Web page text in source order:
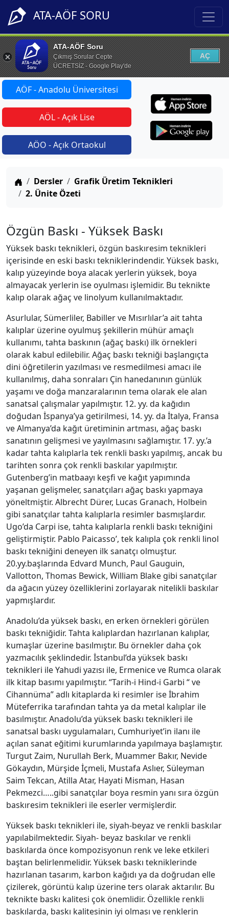
ATA-AÖF SORU
ATA-AÖF Soru
Çıkmış Sorular Cepte
ÜCRETSİZ - Google Play'de
AÇ
AÖF - Anadolu Üniversitesi
AÖL - Açık Lise
AÖO - Açık Ortaokul
Anasayfa
Dersler
Grafik Üretim Teknikleri
2. Ünite Özeti
Özgün Baskı - Yüksek Baskı
Yüksek baskı teknikleri, özgün baskıresim teknikleri
içerisinde en eski baskı tekniklerindendir. Yüksek baskı,
kalıp yüzeyinde boya alacak yerlerin yüksek, boya
almayacak yerlerin ise oyulması işlemidir. Bu teknikte
kalıp olarak ağaç ve linolyum kullanılmaktadır.
Asurlular, Sümerliler, Babiller ve Mısırlılar’a ait tahta
kalıplar üzerine oyulmuş şekillerin mühür amaçlı
kullanımı, tahta baskının (ağaç baskı) ilk örnekleri
olarak kabul edilebilir. Ağaç baskı tekniği başlangıçta
dini öğretilerin yazılması ve resmedilmesi amacı ile
kullanılmış, daha sonraları Çin hanedanının günlük
yaşamı ve doğa manzaralarının tema olarak ele alan
sanatsal çalışmalar yapılmıştır. 12. yy. da kağıdın
doğudan İspanya’ya getirilmesi, 14. yy. da İtalya, Fransa
ve Almanya’da kağıt üretiminin artması, ağaç baskı
sanatının gelişmesi ve yayılmasını sağlamıştır. 17. yy.’a
kadar tahta kalıplarla tek renkli baskı yapılmış, ancak bu
tarihten sonra çok renkli baskılar yapılmıştır.
Gutenberg’in matbaayı keşfi ve kağıt yapımında
yaşanan gelişmeler, sanatçıları ağaç baskı yapmaya
yöneltmiştir. Albrecht Dürer, Lucas Granach, Holbein
gibi sanatçılar tahta kalıplarla resimler basmışlardır.
Ugo’da Carpi ise, tahta kalıplarla renkli baskı tekniğini
geliştirmiştir. Pablo Paicasso’, tek kalıpla çok renkli linol
baskı tekniğini deneyen ilk sanatçı olmuştur.
20.yy.başlarında Edvard Munch, Paul Gauguin,
Vallotton, Thomas Bewick, William Blake gibi sanatçılar
da ağacın yüzey özelliklerini zorlayarak nitelikli baskılar
yapmışlardır.
Anadolu’da yüksek baskı, en erken örnekleri görülen
baskı tekniğidir. Tahta kalıplardan hazırlanan kalıplar,
kumaşlar üzerine basılmıştır. Bu örnekler daha çok
yazmacılık şeklindedir. İstanbul’da yüksek baskı
teknikleri ile Yahudi yazısı ile, Ermenice ve Rumca olarak
ilk kitap basımı yapılmıştır. “Tarih-i Hind-i Garbi “ ve
Cihannüma” adlı kitaplarda ki resimler ise İbrahim
Müteferrika tarafından tahta ya da metal kalıplar ile
basılmıştır. Anadolu’da yüksek baskı teknikleri ile
sanatsal baskı uygulamaları, Cumhuriyet’in ilanı ile
açılan sanat eğitimi kurumlarında yapılmaya başlamıştır.
Turgut Zaim, Nurullah Berk, Muammer Bakır, Nevide
Gökaydın, Mürşide İçmeli, Mustafa Aslıer, Süleyman
Saim Tekcan, Atilla Atar, Hayati Misman, Hasan
Pekmezci…..gibi sanatçılar boya resmin yanı sıra özgün
baskıresim teknikleri ile eserler vermişlerdir.
Yüksek baskı teknikleri ile, siyah-beyaz ve renkli baskılar
yapılabilmektedir. Siyah- beyaz baskılar ve renkli
baskılarda önce kompozisyonun renk ve leke etkileri
baştan belirlenmelidir. Yüksek baskı tekniklerinde
hazırlanan tasarım, karbon kağıdı ya da doğrudan elle
çizilerek, görüntü kalıp üzerine ters olarak aktarılır. Bu
teknikte baskı kalitesi çok önemlidir. Özellikle renkli
baskılarda, baskı kalitesinin iyi olması ve renklerin